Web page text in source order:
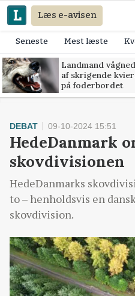
Læs e-avisen
Seneste Mest læste
Landmand
af skrigende
på foderbordet
DEBAT 09-10-2024 15:51
HedeDanmark
skovdivisionen
HedeDanmarks
to – henholdsvis en
skovdivision.